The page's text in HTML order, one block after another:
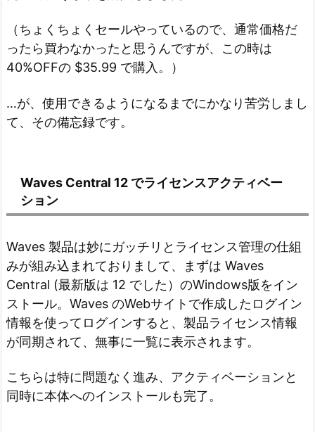
（ちょくちょくセールやっているので、通常価格だ
ったら買わなかったと思うんですが、この時は
40%OFFの $35.99 で購入。）
…が、使用できるようになるまでにかなり苦労しまし
て、その備忘録です。
Waves Central 12 でライセンスアクティベー
ション
Waves 製品は妙にガッチリとライセンス管理の仕組
みが組み込まれておりまして、まずは Waves
Central (最新版は 12 でした）のWindows版をイン
ストール。Waves のWebサイトで作成したログイン
情報を使ってログインすると、製品ライセンス情報
が同期されて、無事に一覧に表示されます。
こちらは特に問題なく進み、アクティベーションと
同時に本体へのインストールも完了。